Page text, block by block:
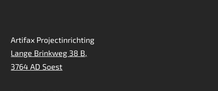
Artifax Projectinrichting
Lange Brinkweg 38 B,
3764 AD Soest